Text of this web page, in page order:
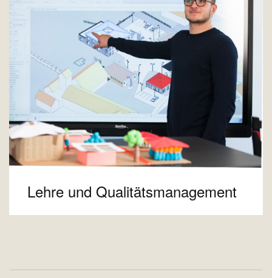
Lehre und Qualitätsmanagement